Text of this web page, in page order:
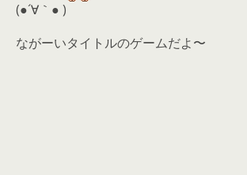
(●´∀｀● )
ながーいタイトルのゲームだよ〜